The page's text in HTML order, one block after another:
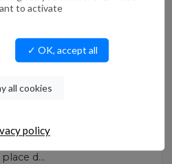
DIRECTEUR
de la pol...
d...
to activate
✓ OK, accept all
all cookies
policy